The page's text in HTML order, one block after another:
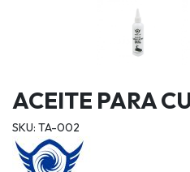
ACEITE PARA
SKU: TA-002